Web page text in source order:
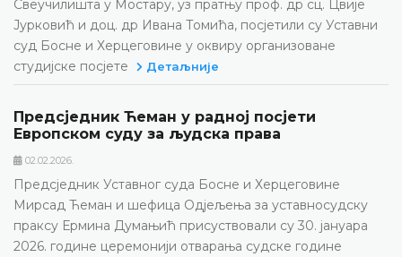
Свеучилишта у Мостару, уз пратњу проф. др сц. Цвије
Јурковић и доц. др Ивана Томића, посјетили су Уставни
суд Босне и Херцеговине у оквиру организоване
студијске посјете
Детаљније
Предсједник Ћеман у радној посјети
Европском суду за људска права
02.02.2026.
Предсједник Уставног суда Босне и Херцеговине
Мирсад Ћеман и шефица Одјељења за уставносудску
праксу Ермина Думањић присуствовали су 30. јануара
2026. године церемонији отварања судске године